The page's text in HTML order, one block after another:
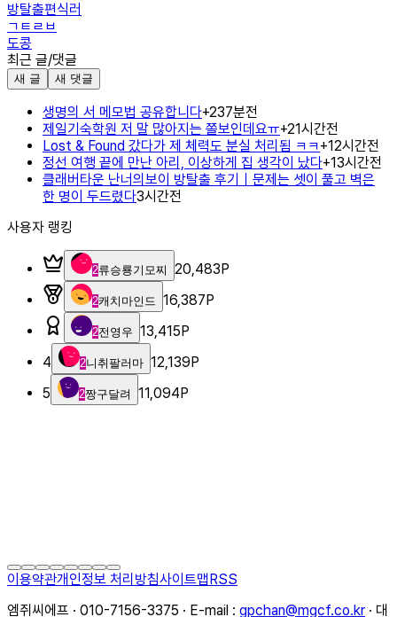
방탈출편식러
ㄱㅌㄹㅂ
도콩
최근 글/댓글
새 글 새 댓글
생명의 서 메모법 공유합니다+237분전
제일기숙학원 저 말 많아지는 쫄보인데요ㅠ+21시간전
Lost & Found 갔다가 제 체력도 분실 처리됨 ㅋㅋ+12시간전
정선 여행 끝에 만난 아리, 이상하게 집 생각이 났다+13시간전
클래버타운 난너의보이 방탈출 후기｜문제는 셋이 풀고 벽은
한 명이 두드렸다3시간전
사용자 랭킹
2류승룡기모찌 20,483P
2캐치마인드 16,387P
2전영우 13,415P
4
2니취팔러마 12,139P
5
2짱구달려 11,094P
이용약관개인정보 처리방침사이트맵RSS
엠쥐씨에프 · 010-7156-3375 · E-mail : gpchan@mgcf.co.kr · 대